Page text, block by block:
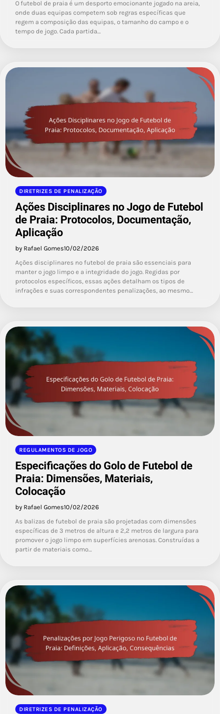
O futebol de praia é um desporto emocionante jogado na areia,
onde duas equipas competem sob regras específicas que
regem a composição das equipas, o tamanho do campo e o
tempo de jogo. Cada partida…
DIRETRIZES DE PENALIZAÇÃO
Ações Disciplinares no Jogo de Futebol
de Praia: Protocolos, Documentação,
Aplicação
by Rafael Gomes10/02/2026
Ações disciplinares no futebol de praia são essenciais para
manter o jogo limpo e a integridade do jogo. Regidas por
protocolos específicos, essas ações detalham os tipos de
infrações e suas correspondentes penalizações, ao mesmo…
REGULAMENTOS DE JOGO
Especificações do Golo de Futebol de
Praia: Dimensões, Materiais,
Colocação
by Rafael Gomes10/02/2026
As balizas de futebol de praia são projetadas com dimensões
específicas de 3 metros de altura e 2,2 metros de largura para
promover o jogo limpo em superfícies arenosas. Construídas a
partir de materiais como…
DIRETRIZES DE PENALIZAÇÃO